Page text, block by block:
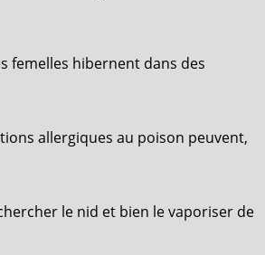
femelles hibernent dans des
allergiques au poison peuvent,
le nid et bien le vaporiser de